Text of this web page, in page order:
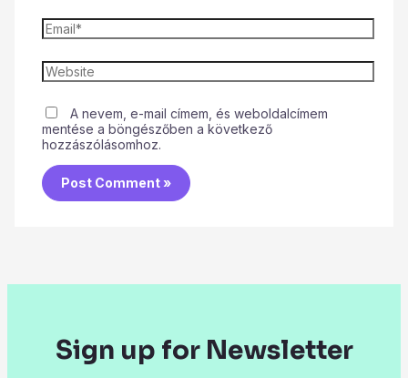
A nevem, e-mail címem, és weboldalcímem
mentése a böngészőben a következő
hozzászólásomhoz.
Sign up for Newsletter